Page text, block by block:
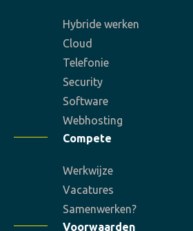
Hybride werken
Cloud
Telefonie
Security
Software
Webhosting
Compete
Werkwijze
Vacatures
Samenwerken?
Voorwaarden